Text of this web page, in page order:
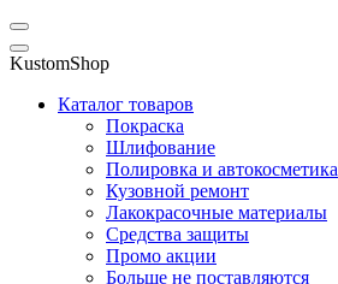
KustomShop
Каталог товаров
Покраска
Шлифование
Полировка и автокосметика
Кузовной ремонт
Лакокрасочные материалы
Средства защиты
Промо акции
Больше не поставляются